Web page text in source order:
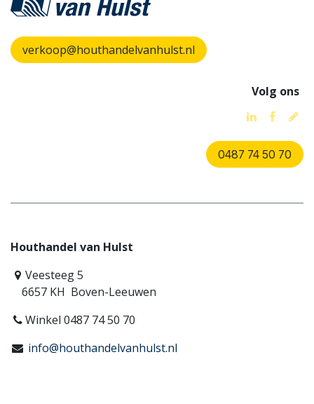
verkoop@houthandelvanhulst.nl
Volg ons
0487 74 50 70
Houthandel van Hulst
Veesteeg 5
6657 KH Boven-Leeuwen
Winkel 0487 74 50 70
info@houthandelvanhulst.nl